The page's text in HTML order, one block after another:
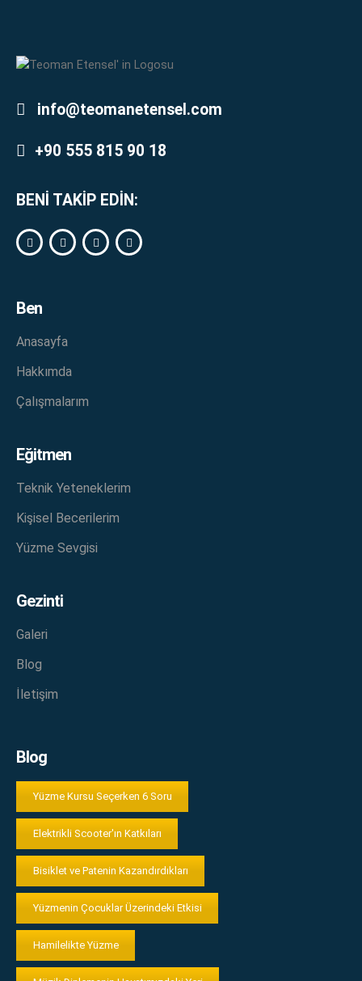
info@teomanetensel.com
+90 555 815 90 18
BENİ TAKİP EDİN:
Ben
Anasayfa
Hakkımda
Çalışmalarım
Eğitmen
Teknik Yeteneklerim
Kişisel Becerilerim
Yüzme Sevgisi
Gezinti
Galeri
Blog
İletişim
Blog
Yüzme Kursu Seçerken 6 Soru
Elektrikli Scooter'ın Katkıları
Bisiklet ve Patenin Kazandırdıkları
Yüzmenin Çocuklar Üzerindeki Etkisi
Hamilelikte Yüzme